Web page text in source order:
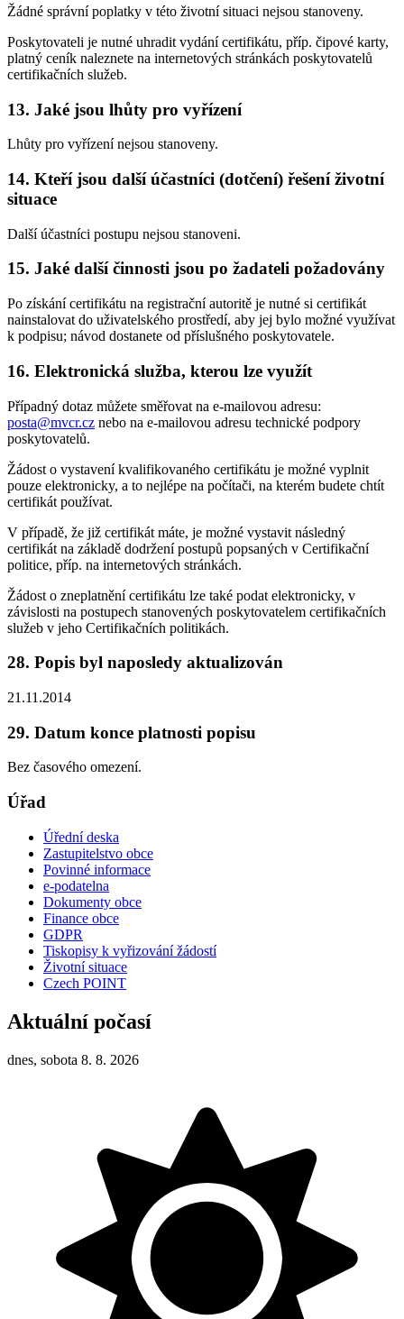
Žádné správní poplatky v této životní situaci nejsou stanoveny.
Poskytovateli je nutné uhradit vydání certifikátu, příp. čipové karty,
platný ceník naleznete na internetových stránkách poskytovatelů
certifikačních služeb.
13. Jaké jsou lhůty pro vyřízení
Lhůty pro vyřízení nejsou stanoveny.
14. Kteří jsou další účastníci (dotčení) řešení životní
situace
Další účastníci postupu nejsou stanoveni.
15. Jaké další činnosti jsou po žadateli požadovány
Po získání certifikátu na registrační autoritě je nutné si certifikát
nainstalovat do uživatelského prostředí, aby jej bylo možné využívat
k podpisu; návod dostanete od příslušného poskytovatele.
16. Elektronická služba, kterou lze využít
Případný dotaz můžete směřovat na e-mailovou adresu:
posta@mvcr.cz nebo na e-mailovou adresu technické podpory
poskytovatelů.
Žádost o vystavení kvalifikovaného certifikátu je možné vyplnit
pouze elektronicky, a to nejlépe na počítači, na kterém budete chtít
certifikát používat.
V případě, že již certifikát máte, je možné vystavit následný
certifikát na základě dodržení postupů popsaných v Certifikační
politice, příp. na internetových stránkách.
Žádost o zneplatnění certifikátu lze také podat elektronicky, v
závislosti na postupech stanovených poskytovatelem certifikačních
služeb v jeho Certifikačních politikách.
28. Popis byl naposledy aktualizován
21.11.2014
29. Datum konce platnosti popisu
Bez časového omezení.
Úřad
Úřední deska
Zastupitelstvo obce
Povinné informace
e-podatelna
Dokumenty obce
Finance obce
GDPR
Tiskopisy k vyřizování žádostí
Životní situace
Czech POINT
Aktuální počasí
dnes, sobota 8. 8. 2026